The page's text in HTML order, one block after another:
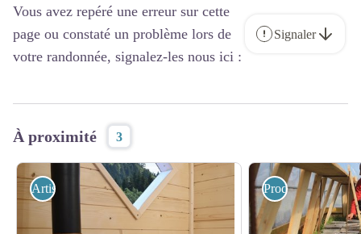
Vous avez repéré une erreur sur cette
page ou constaté un problème lors de
votre randonnée, signalez-les nous ici :
Signaler
À proximité 3
Artisanat Produits du terroir